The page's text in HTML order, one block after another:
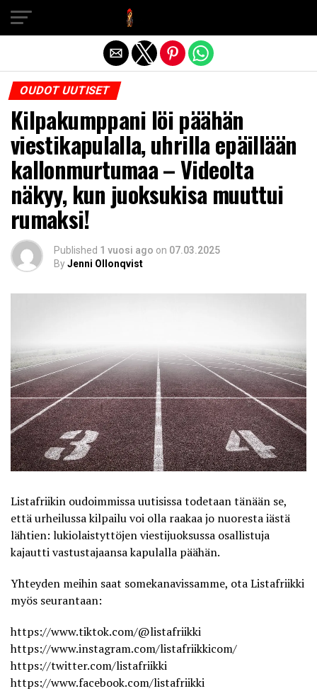
OUDOT UUTISET
Kilpakumppani löi päähän
viestikapulalla, uhrilla epäillään
kallonmurtumaa – Videolta
näkyy, kun juoksukisa muuttui
rumaksi!
Published 1 vuosi ago on 07.03.2025
ByJenni Ollonqvist
Listafriikin oudoimmissa uutisissa todetaan tänään se,
että urheilussa kilpailu voi olla raakaa jo nuoresta iästä
lähtien: lukiolaistyttöjen viestijuoksussa osallistuja
kajautti vastustajaansa kapulalla päähän.
Yhteyden meihin saat somekanavissamme, otaListafriikki
myös seurantaan:
https://www.tiktok.com/@listafriikki
https://www.instagram.com/listafriikkicom/
https://twitter.com/listafriikki
https://www.facebook.com/listafriikki
Exit mobile version